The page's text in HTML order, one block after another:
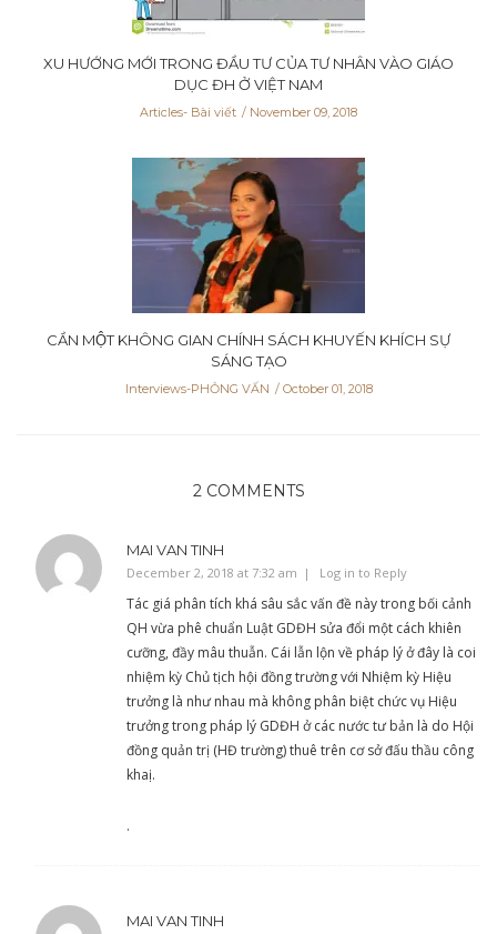
XU HƯỚNG MỚI TRONG ĐẦU TƯ CỦA TƯ NHÂN VÀO GIÁO
DỤC ĐH Ở VIỆT NAM
Articles- Bài viết November 09, 2018
CẦN MỘT KHÔNG GIAN CHÍNH SÁCH KHUYẾN KHÍCH SỰ
SÁNG TẠO
Interviews-PHỎNG VẤN October 01, 2018
2 COMMENTS
MAI VAN TINH
December 2, 2018 at 7:32 am Log in to Reply
Tác giá phân tích khá sâu sắc vấn đề này trong bối cảnh
QH vừa phê chuẩn Luật GDĐH sửa đổi một cách khiên
cưỡng, đầy mâu thuẫn. Cái lẫn lộn về pháp lý ở đây là coi
nhiệm kỳ Chủ tịch hội đồng trường với Nhiệm kỳ Hiệu
trưởng là như nhau mà không phân biệt chức vụ Hiệu
trưởng trong pháp lý GDĐH ở các nước tư bản là do Hội
đồng quản trị (HĐ trường) thuê trên cơ sở đấu thầu công
khaị.
.
MAI VAN TINH